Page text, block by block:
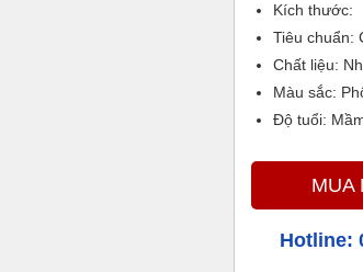
Kích thước:
Tiêu chuẩn:
Chất liệu:
Màu sắc:
Độ tuổi:
MUA
Hotline: